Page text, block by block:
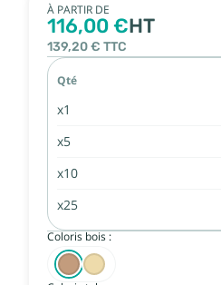
À PARTIR DE
116,00 €HT
139,20 € TTC
Qté
x1
x5
x10
x25
Coloris bois :